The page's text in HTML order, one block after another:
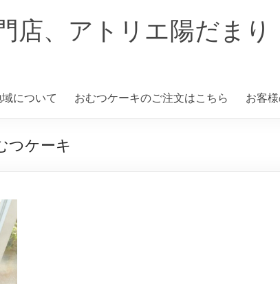
店、アトリエ陽だまり
について おむつケーキのご注文はこちら お客
つケーキ